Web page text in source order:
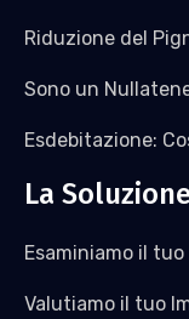
Riduzione del
Sono un
Esdebitazione:
La
Esaminiamo il
Valutiamo il tuo